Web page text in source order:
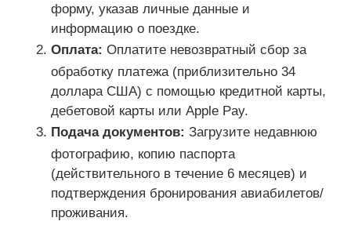
форму, указав личные данные и
информацию о поездке.
Оплата: Оплатите невозвратный сбор за
обработку платежа (приблизительно 34
доллара США) с помощью кредитной карты,
дебетовой карты или Apple Pay.
Подача документов: Загрузите недавнюю
фотографию, копию паспорта
(действительного в течение 6 месяцев) и
подтверждения бронирования авиабилетов/
проживания.